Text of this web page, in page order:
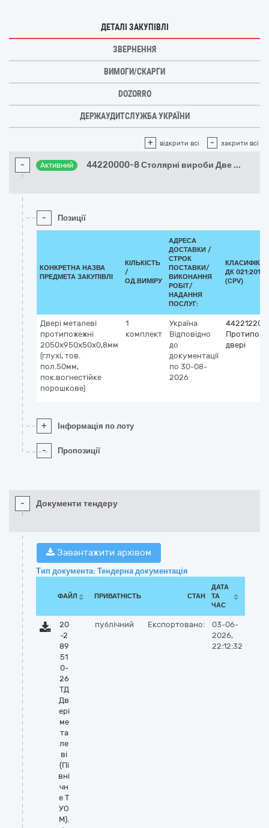
ДЕТАЛІ ЗАКУПІВЛІ
ЗВЕРНЕННЯ
ВИМОГИ/СКАРГИ
DOZORRO
ДЕРЖАУДИТСЛУЖБА УКРАЇНИ
+ відкрити всі - закрити всі
- Активний 44220000-8 Столярні вироби Две ...
- Позиції
КОНКРЕТНА НАЗВА
ПРЕДМЕТА ЗАКУПІВЛІ
КІЛЬКІСТЬ
/
ОД.ВИМІРУ
АДРЕСА
ДОСТАВКИ /
СТРОК
ПОСТАВКИ/
ВИКОНАННЯ
РОБІТ/
НАДАННЯ
ПОСЛУГ:
ДК 021:2015
(CPV)
Двері металеві
протипожежні
2050х950х50х0,8мм
(глухі, тов.
пол.50мм,
пок.вогнестійке
порошкове)
1
комплект
Україна
Відповідно
до
документації
по 30-08-
2026
44221220-
двері
+ Інформація по лоту
- Пропозиції
- Документи тендеру
Завантажити архівом
Тип документа: Тендерна документація
ФАЙЛ ПРИВАТНІСТЬ СТАН
ДАТА
ТА
ЧАС
20
-2
89
51
0-
26
ТД
Дв
ері
ме
та
ле
ві
(Пі
вні
чн
е Т
УО
М).
публічний Експортовано:
03-06-
2026,
22:12:32